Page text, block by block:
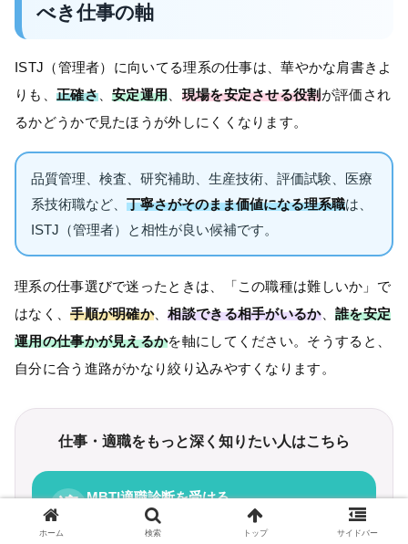
べき仕事の軸
ISTJ（管理者）に向いてる理系の仕事は、華やかな肩書きよ
りも、 正確さ、安定運用 現場を安定させる役割が評価され
るかどうかで見たほうが外しにくくなります。
品質管理、検査、研究補助、生産技術、評価試験、医療
系技術職など、 丁寧さがそのまま価値になる理系職は、
ISTJ（管理者）と相性が良い候補です。
理系の仕事選びで迷ったときは、「この職種は難しいか」で
はなく、手順が明確か、相談できる相手がいるか、 誰を安定
運用の仕事かが見えるかを軸にしてください。そうすると、
自分に合う進路がかなり絞り込みやすくなります。
仕事・適職をもっと深く知りたい人はこちら
適 MBTI適職診断を受ける
向いている仕事を診断で確認
ホーム 検索 トップ サイドバー